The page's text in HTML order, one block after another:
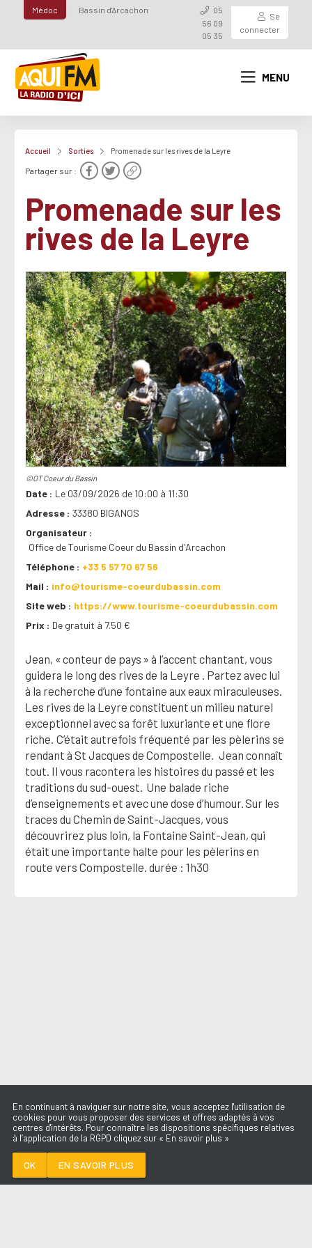
Médoc Bassin d'Arcachon
05
56 09
05 35
Se
connecter
MENU
Accueil Sorties Promenade sur les rives de la Leyre
Partager sur :
Promenade sur les
rives de la Leyre
©OT Coeur du Bassin
Date
Le 03/09/2026 de 10:00 à 11:30
Adresse
33380 BIGANOS
Organisateur
Office de Tourisme Coeur du Bassin d'Arcachon
Téléphone
+33 5 57 70 67 56
Mail
info@tourisme-coeurdubassin.com
Site web
https://www.tourisme-coeurdubassin.com
Prix
De gratuit à 7.50 €
Jean, « conteur de pays » à l’accent chantant, vous
guidera le long des rives de la Leyre . Partez avec lui
à la recherche d’une fontaine aux eaux miraculeuses.
Les rives de la Leyre constituent un milieu naturel
exceptionnel avec sa forêt luxuriante et une flore
riche. C’était autrefois fréquenté par les pèlerins se
rendant à St Jacques de Compostelle. Jean connaît
tout. Il vous racontera les histoires du passé et les
traditions du sud-ouest. Une balade riche
d’enseignements et avec une dose d’humour. Sur les
traces du Chemin de Saint-Jacques, vous
découvrirez plus loin, la Fontaine Saint-Jean, qui
était une importante halte pour les pèlerins en
route vers Compostelle. durée : 1h30
En continuant à naviguer sur notre site, vous acceptez l'utilisation de
cookies pour vous proposer des services et offres adaptés à vos
centres d'intérêts. Pour connaître les dispositions spécifiques relatives
à l’application de la RGPD cliquez sur « En savoir plus »
OK EN SAVOIR PLUS